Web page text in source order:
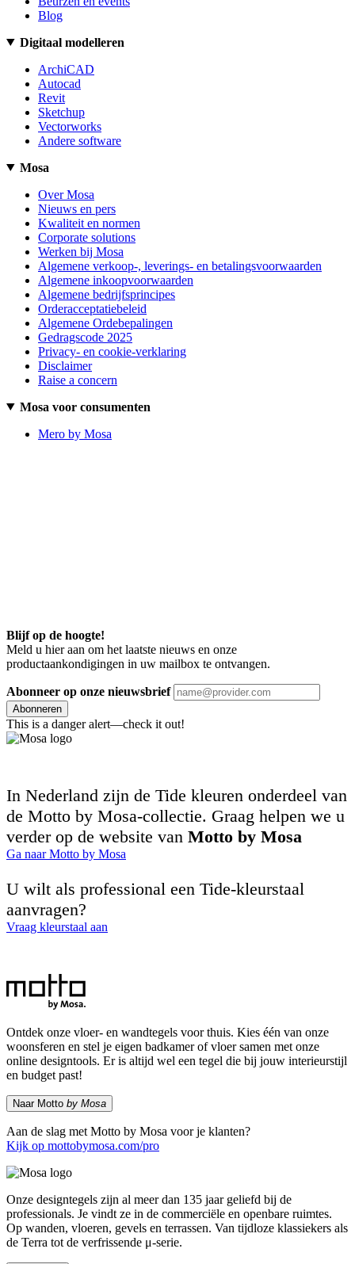
Blog
Digitaal modelleren
ArchiCAD
Autocad
Revit
Sketchup
Vectorworks
Andere software
Mosa
Over Mosa
Nieuws en pers
Kwaliteit en normen
Corporate solutions
Werken bij Mosa
Algemene verkoop-, leverings- en betalingsvoorwaarden
Algemene inkoopvoorwaarden
Algemene bedrijfsprincipes
Orderacceptatiebeleid
Algemene Ordebepalingen
Gedragscode 2025
Privacy- en cookie-verklaring
Disclaimer
Raise a concern
Mosa voor consumenten
Mero by Mosa
Blijf op de hoogte!
Meld u hier aan om het laatste nieuws en onze
productaankondigingen in uw mailbox te ontvangen.
Abonneer op onze nieuwsbrief
Abonneren
This is a danger alert—check it out!
In Nederland zijn de Tide kleuren onderdeel van
de Motto by Mosa-collectie. Graag helpen we u
verder op de website van Motto by Mosa
Ga naar Motto by Mosa
U wilt als professional een Tide-kleurstaal
aanvragen?
Vraag kleurstaal aan
Ontdek onze vloer- en wandtegels voor thuis. Kies één van onze
woonsferen en stel je eigen badkamer of vloer samen met onze
online designtools. Er is altijd wel een tegel die bij jouw interieurstijl
en budget past!
Naar Motto by Mosa
Aan de slag met Motto by Mosa voor je klanten?
Kijk op mottobymosa.com/pro
Onze designtegels zijn al meer dan 135 jaar geliefd bij de
professionals. Je vindt ze in de commerciële en openbare ruimtes.
Op wanden, vloeren, gevels en terrassen. Van tijdloze klassiekers als
de Terra tot de verfrissende μ-serie.